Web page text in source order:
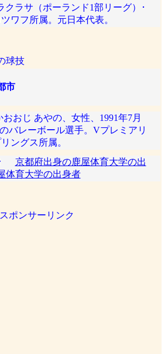
クラサ（ポーランド1部リーグ）･
ワフ所属。元日本代表。
球技
市
おじ あやの、女性、1991年7月
バレーボール選手。Vプレミアリ
ングス所属。
京都府出身の鹿屋体育大学の出
体育大学の出身者
スポンサーリンク